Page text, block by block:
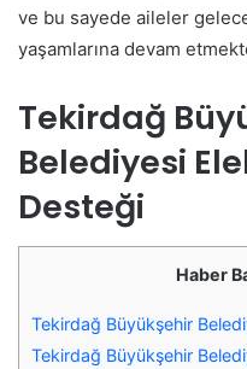
ve bu sayede aileler
yaşamlarına devam
Tekirdağ
Belediyesi
Desteği
Haber
Tekirdağ Büyükşehir
Tekirdağ Büyükşehir